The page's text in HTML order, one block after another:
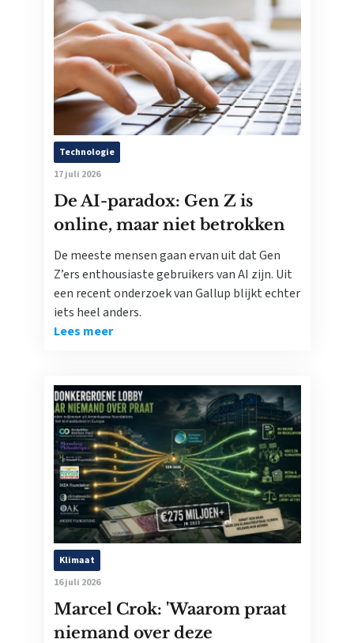
Technologie
17 juli 2026
De AI-paradox: Gen Z is
online, maar niet betrokken
De meeste mensen gaan ervan uit dat Gen
Z’ers enthousiaste gebruikers van AI zijn. Uit
een recent onderzoek van Gallup blijkt echter
iets heel anders.
Lees meer
Klimaat
16 juli 2026
Marcel Crok: 'Waarom praat
niemand over deze